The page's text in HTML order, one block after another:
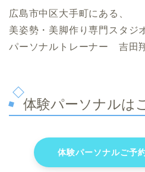
広島市中区大手町にある、
美姿勢・美脚作り専門スタジ
パーソナルトレーナー 吉田
体験パーソナルは
体験パーソナルご予